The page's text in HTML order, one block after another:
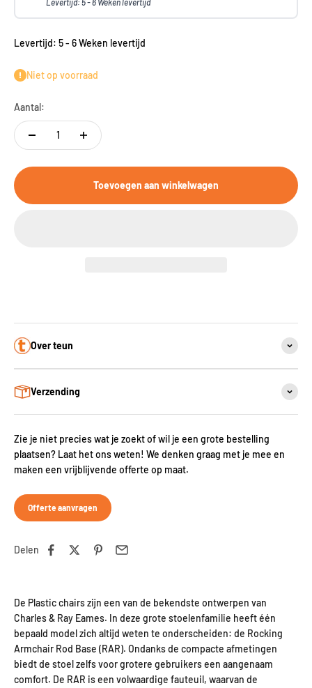
Levertijd: 5 - 6 Weken levertijd
Levertijd: 5 - 6 Weken levertijd
Niet op voorraad
Aantal:
Toevoegen aan winkelwagen
Over teun
Verzending
Zie je niet precies wat je zoekt of wil je een grote bestelling
plaatsen? Laat het ons weten! We denken graag met je mee en
maken een vrijblijvende offerte op maat.
Offerte aanvragen
Delen
De Plastic chairs zijn een van de bekendste ontwerpen van
Charles & Ray Eames. In deze grote stoelenfamilie heeft één
bepaald model zich altijd weten te onderscheiden: de Rocking
Armchair Rod Base (RAR). Ondanks de compacte afmetingen
biedt de stoel zelfs voor grotere gebruikers een aangenaam
comfort. De RAR is een volwaardige fauteuil, waarvan de